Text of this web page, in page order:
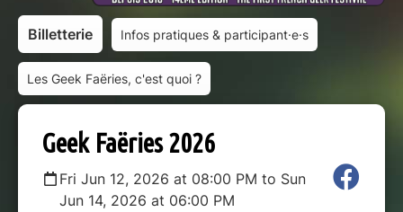
Billetterie Infos pratiques & participant·e·s
Les Geek Faëries, c'est quoi ?
Geek Faëries 2026
Fri Jun 12, 2026 at 08:00 PM to Sun
Jun 14, 2026 at 06:00 PM